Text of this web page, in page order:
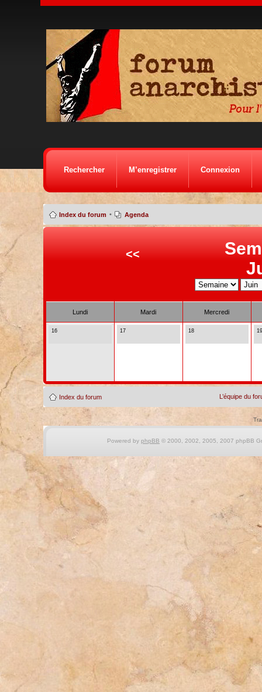
Rechercher M’enregistrer Connexion
Index du forum • Agenda
<<
Lundi Mardi Mercredi
16 17 18 19
Index du forum L’équipe du
Powered by phpBB © 2000, 2002, 2005, 2007 phpBB